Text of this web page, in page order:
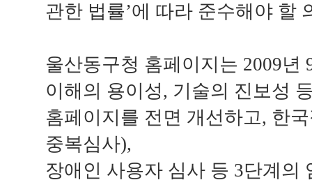
관한 법률’에 따라 준수해야 할
울산동구청 홈페이지는 2009
이해의 용이성, 기술의 진보성
홈페이지를 전면 개선하고, 한
중복심사),
장애인 사용자 심사 등 3단계의